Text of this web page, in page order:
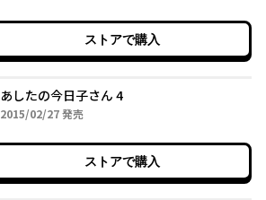
ストアで購入
あしたの今日子さん 4
2015/02/272015年02月27日
発売
ストアで購入